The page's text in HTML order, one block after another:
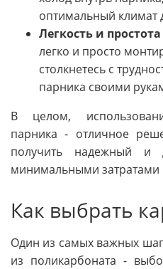
оптимальный климат
Легкость и
легко и просто
столкнетесь с
парника своими
В целом,
парника - отличное
получить надежный и
минимальными затратами
Как выбрать
Один из самых важных
из поликарбоната -